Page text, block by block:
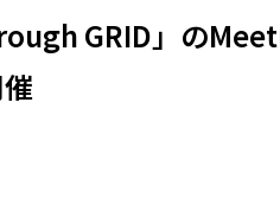
GRID」の